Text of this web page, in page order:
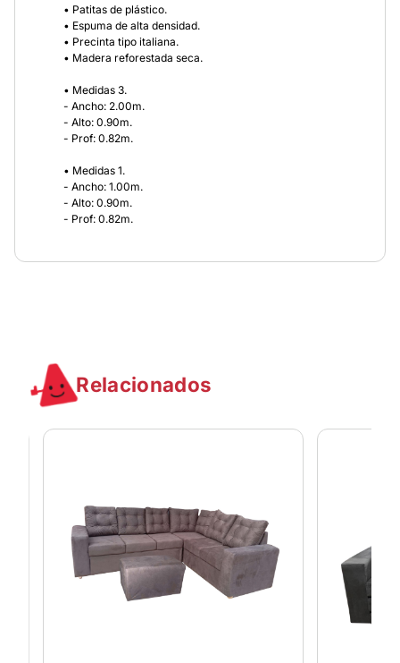
• Patitas de plástico.
• Espuma de alta densidad.
• Precinta tipo italiana.
• Madera reforestada seca.
• Medidas 3.
- Ancho: 2.00m.
- Alto: 0.90m.
- Prof: 0.82m.
• Medidas 1.
- Ancho: 1.00m.
- Alto: 0.90m.
- Prof: 0.82m.
Relacionados